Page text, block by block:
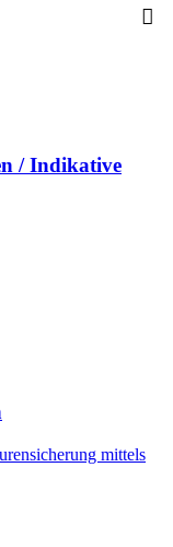
/ Indikative
mittels